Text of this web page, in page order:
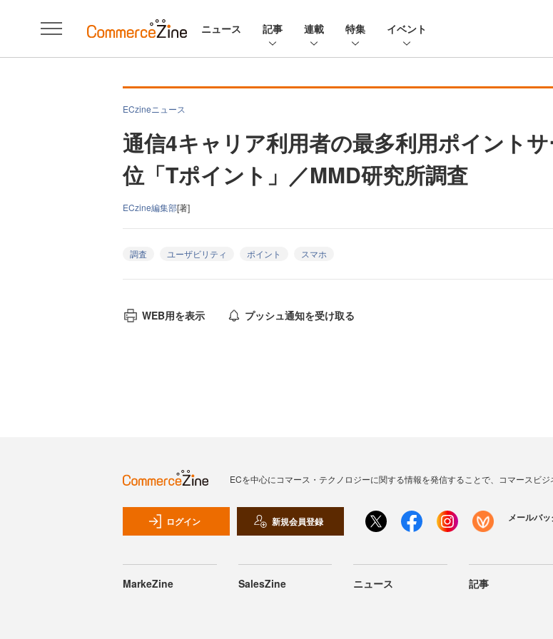
ニュース 記事 連載 特集 イベント
ECzineニュース
通信4キャリア利用者の最多利用ポイント
位「Tポイント」／MMD研究所調査
ECzine編集部[著]
調査 ユーザビリティ ポイント スマホ
WEB用を表示 プッシュ通知を受け取る
ECを中心にコマース・テクノロジーに関する情報を発信することで、コマースビジ
ログイン 新規会員登録 メールバ
MarkeZine SalesZine ニュース 記事